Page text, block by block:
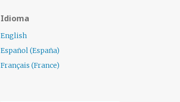
Idioma
English
Español (España)
Français (France)